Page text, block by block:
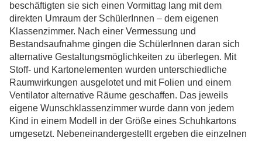
beschäftigten sie sich einen Vormittag lang mit dem
direkten Umraum der SchülerInnen – dem eigenen
Klassenzimmer. Nach einer Vermessung und
Bestandsaufnahme gingen die SchülerInnen daran sich
alternative Gestaltungsmöglichkeiten zu überlegen. Mit
Stoff- und Kartonelementen wurden unterschiedliche
Raumwirkungen ausgelotet und mit Folien und einem
Ventilator alternative Räume geschaffen. Das jeweils
eigene Wunschklassenzimmer wurde dann von jedem
Kind in einem Modell in der Größe eines Schuhkartons
umgesetzt. Nebeneinandergestellt ergeben die einzelnen